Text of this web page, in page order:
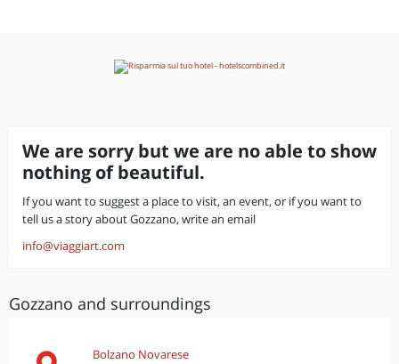
We are sorry but we are no able to show
nothing of beautiful.
If you want to suggest a place to visit, an event, or if you want to
tell us a story about Gozzano, write an email
info@viaggiart.com
Gozzano and surroundings
Bolzano Novarese